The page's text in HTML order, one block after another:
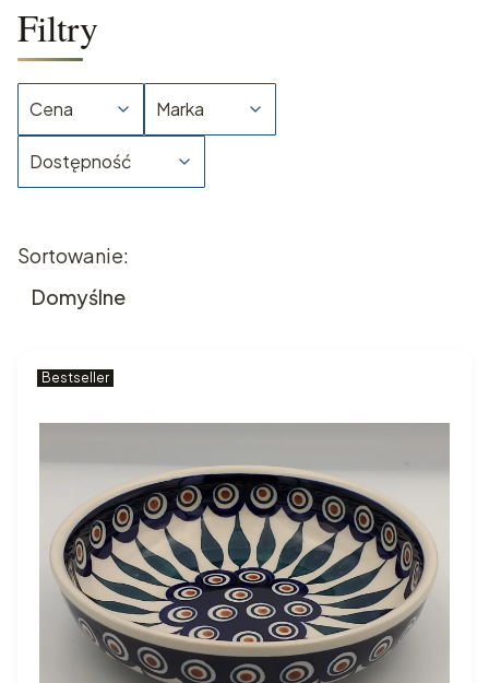
Filtry
Cena Marka
Dostępność
Lista produktów
Sortowanie:
Domyślne
Bestseller